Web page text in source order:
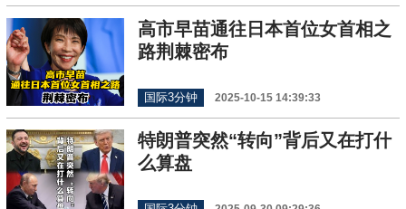
高市早苗通往日本首位女首相之
路荆棘密布
国际3分钟 2025-10-15 14:39:33
特朗普突然“转向”背后又在打什
么算盘